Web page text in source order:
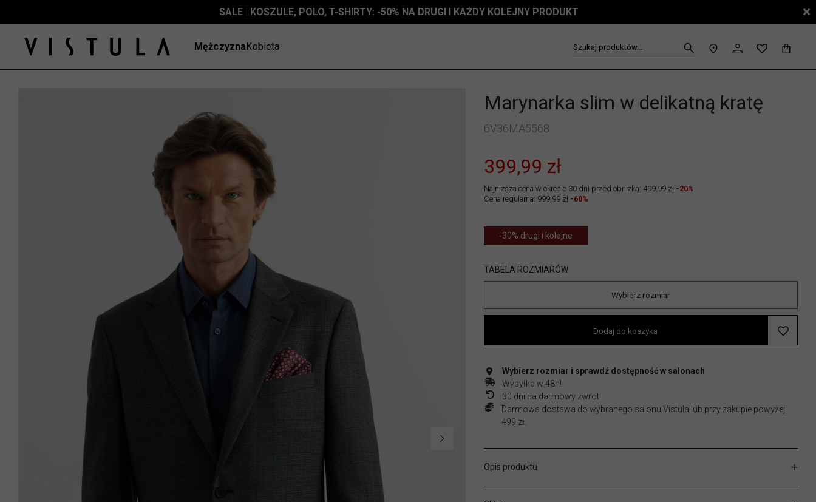
SALE | KOSZULE, POLO, T-SHIRTY: -50% NA DRUGI I KAŻDY KOLEJNY PRODUKT
MężczyznaKobieta Szukaj produktów...
Marynarka slim w delikatną kratę
6V36MA5568
399,99 zł
Najniższa cena w okresie 30 dni przed obniżką: 499,99 zł -20%
Cena regularna: 999,99 zł -60%
-30% drugi i kolejne
TABELA ROZMIARÓW
Wybierz rozmiar
Dodaj do koszyka
Wybierz rozmiar i sprawdź dostępność w salonach
Wysyłka w 48h!
30 dni na darmowy zwrot
Darmowa dostawa do wybranego salonu Vistula lub przy zakupie powyżej
499 zł.
Opis produktu